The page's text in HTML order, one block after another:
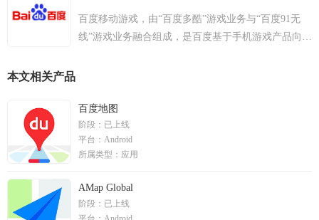
质的电子地图数据库成为公司的核心竞争力。高德的
业务覆盖三大领域: 互联网和移动互联网、车载导
百度移动游戏，由“百度多酷”游戏业务与“百度91无
线”游戏业务融合组成，是百度基于手机游戏产品向用
贴吧、口袋巴士、91手机娱乐门户、安卓网、18183
等重要入口的基础上，形成搜索引擎+应用商店+媒体
社区的多核发行模式。通过与国内外数千家移动游戏
研发商、发行商的良好合作，承载从单机到网游，从
推广，旨在第一时间为用户提供最精彩的掌中娱乐服
务！
本文相关产品
百度地图
阶段： 已上线
平台： Android
所属类型： 应用
AMap Global
阶段： 已上线